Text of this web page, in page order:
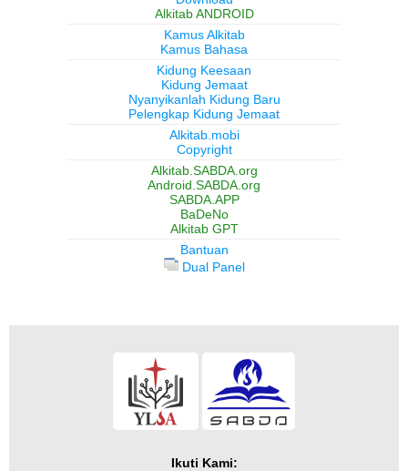
Alkitab ANDROID
Kamus Alkitab
Kamus Bahasa
Kidung Keesaan
Kidung Jemaat
Nyanyikanlah Kidung Baru
Pelengkap Kidung Jemaat
Alkitab.mobi
Copyright
Alkitab.SABDA.org
Android.SABDA.org
SABDA.APP
BaDeNo
Alkitab GPT
Bantuan
Dual Panel
Ikuti Kami: